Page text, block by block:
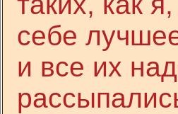
себе
и все их